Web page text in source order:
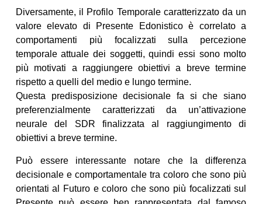
Diversamente, il Profilo Temporale caratterizzato da un
valore elevato di Presente Edonistico è correlato a
comportamenti più focalizzati sulla percezione
temporale attuale dei soggetti, quindi essi sono molto
più motivati a raggiungere obiettivi a breve termine
rispetto a quelli del medio e lungo termine.
Questa predisposizione decisionale fa si che siano
preferenzialmente caratterizzati da un’attivazione
neurale del SDR finalizzata al raggiungimento di
obiettivi a breve termine.
Può essere interessante notare che la differenza
decisionale e comportamentale tra coloro che sono più
orientati al Futuro e coloro che sono più focalizzati sul